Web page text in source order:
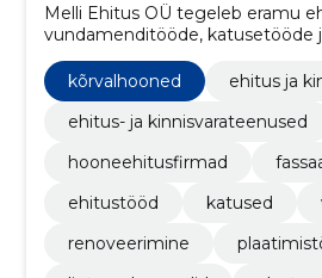
Melli Ehitus OÜ tegeleb eramu
vundamenditööde, katusetööde
Arvestame alati kliendi
nõu.kõrvalhooned
ehitus ja
ehitus- ja kinnisvarateenused
hooneehitusfirmad
ehitustööd
katused
renoveerimine